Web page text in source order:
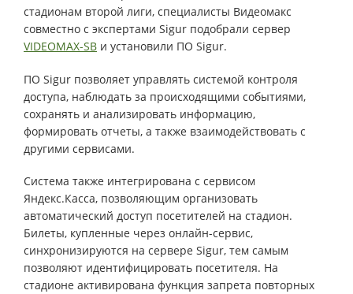
стадионам второй лиги, специалисты Видеомакс
совместно с экспертами Sigur подобрали сервер
VIDEOMAX-SB и установили ПО Sigur.
ПО Sigur позволяет управлять системой контроля
доступа, наблюдать за происходящими событиями,
сохранять и анализировать информацию,
формировать отчеты, а также взаимодействовать с
другими сервисами.
Система также интегрирована с сервисом
Яндекс.Касса, позволяющим организовать
автоматический доступ посетителей на стадион.
Билеты, купленные через онлайн-сервис,
синхронизируются на сервере Sigur, тем самым
позволяют идентифицировать посетителя. На
стадионе активирована функция запрета повторных